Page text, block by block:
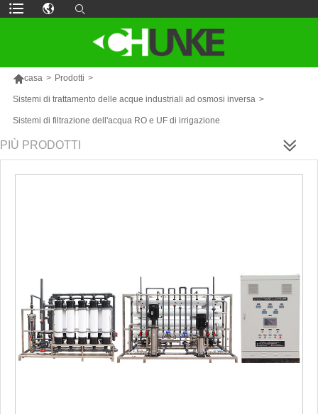
casa > Prodotti >
Sistemi di trattamento delle acque industriali ad osmosi inversa >
Sistemi di filtrazione dell'acqua RO e UF di irrigazione
PIÙ PRODOTTI